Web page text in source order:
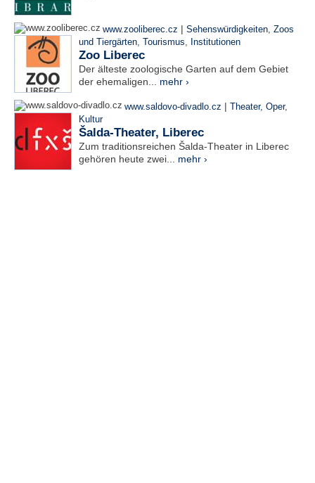
www.zooliberec.cz | Sehenswürdigkeiten, Zoos
und Tiergärten, Tourismus, Institutionen
Zoo Liberec
Der älteste zoologische Garten auf dem Gebiet
der ehemaligen... mehr ›
www.saldovo-divadlo.cz | Theater, Oper,
Kultur
Šalda-Theater, Liberec
Zum traditionsreichen Šalda-Theater in Liberec
gehören heute zwei... mehr ›